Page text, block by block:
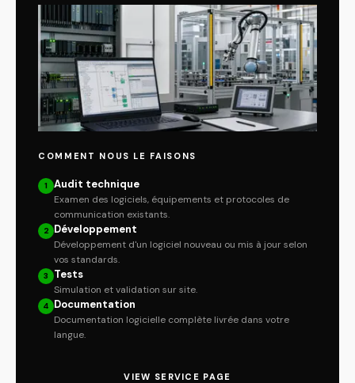
COMMENT NOUS LE FAISONS
1 Audit technique
Examen des logiciels, équipements et protocoles de
communication existants.
2 Développement
Développement d'un logiciel nouveau ou mis à jour selon
vos standards.
3 Tests
Simulation et validation sur site.
4 Documentation
Documentation logicielle complète livrée dans votre
langue.
VIEW SERVICE PAGE